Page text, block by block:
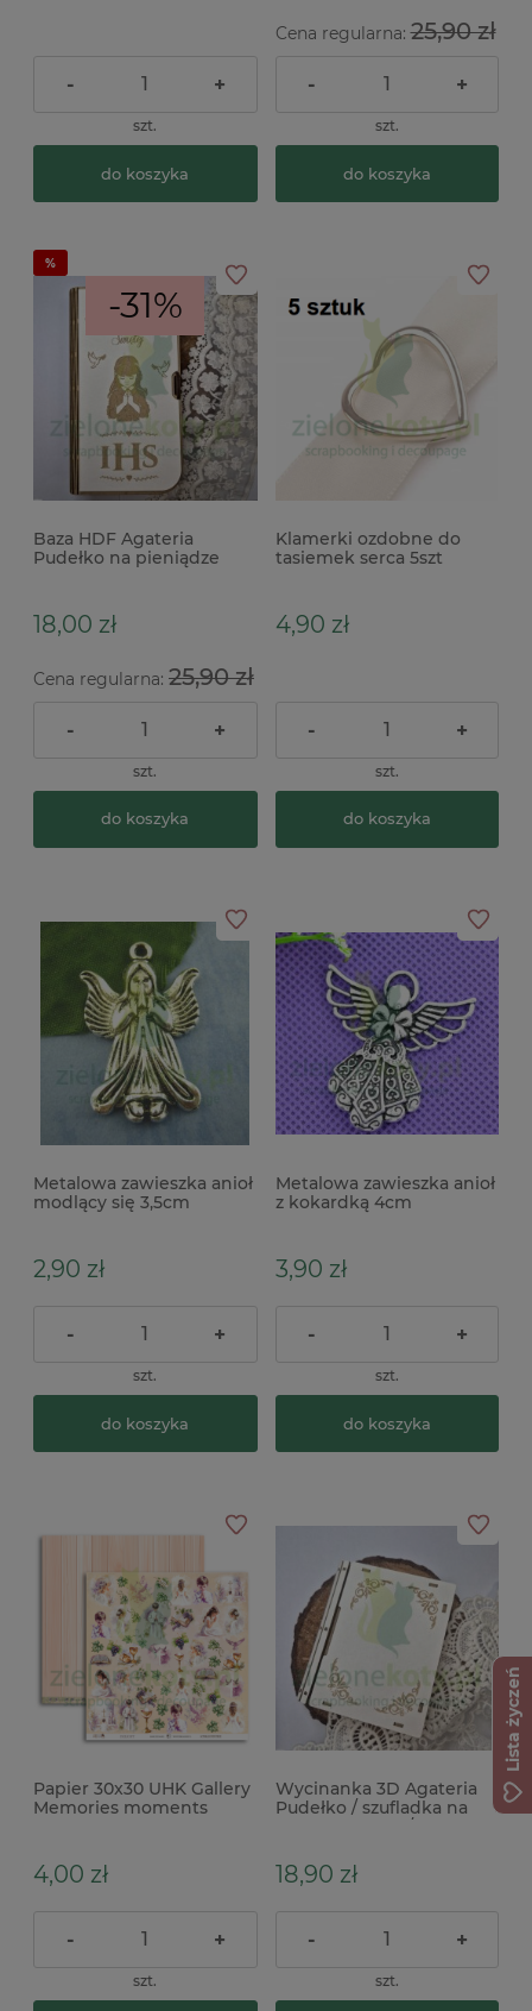
- +
szt.
do koszyka
Cena regularna:25,90 zł
- +
szt.
do koszyka
-31%
Baza HDF Agateria
Pudełko na pieniądze
18,00 zł
Cena regularna: 25,90 zł
- +
szt.
do koszyka
Klamerki ozdobne do
tasiemek serca 5szt
4,90 zł
- +
szt.
do koszyka
Metalowa zawieszka anioł
modlący się 3,5cm
2,90 zł
- +
szt.
do koszyka
Metalowa zawieszka anioł
z kokardką 4cm
3,90 zł
- +
szt.
do koszyka
Papier 30x30 UHK Gallery
Memories moments
4,00 zł
- +
szt.
Wycinanka 3D Agateria
Pudełko / szufladka na
pieniądze 9cm / do
18,90 zł
- +
szt.
Lista życzeń